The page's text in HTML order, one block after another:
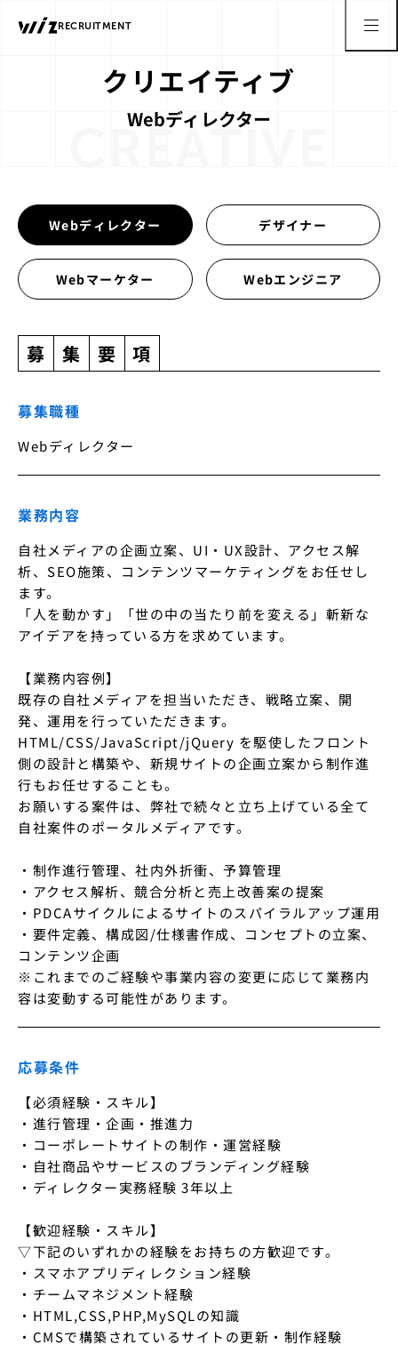
RECRUITMENT
クリエイティブ
Webディレクター
CREATIVE
Webディレクター デザイナー
Webマーケター Webエンジニア
募 集 要 項
募集職種
Webディレクター
業務内容
自社メディアの企画立案、UI・UX設計、アクセス解
析、SEO施策、コンテンツマーケティングをお任せし
ます。
「人を動かす」「世の中の当たり前を変える」斬新な
アイデアを持っている方を求めています。
【業務内容例】
既存の自社メディアを担当いただき、戦略立案、開
発、運用を行っていただきます。
HTML/CSS/JavaScript/jQuery を駆使したフロント
側の設計と構築や、新規サイトの企画立案から制作進
行もお任せすることも。
お願いする案件は、弊社で続々と立ち上げている全て
自社案件のポータルメディアです。
・制作進行管理、社内外折衝、予算管理
・アクセス解析、競合分析と売上改善案の提案
・PDCAサイクルによるサイトのスパイラルアップ運用
・要件定義、構成図/仕様書作成、コンセプトの立案、
コンテンツ企画
※これまでのご経験や事業内容の変更に応じて業務内
容は変動する可能性があります。
応募条件
【必須経験・スキル】
・進行管理・企画・推進力
・コーポレートサイトの制作・運営経験
・自社商品やサービスのブランディング経験
・ディレクター実務経験 3年以上
【歓迎経験・スキル】
▽下記のいずれかの経験をお持ちの方歓迎です。
・スマホアプリディレクション経験
・チームマネジメント経験
・HTML,CSS,PHP,MySQLの知識
・CMSで構築されているサイトの更新・制作経験